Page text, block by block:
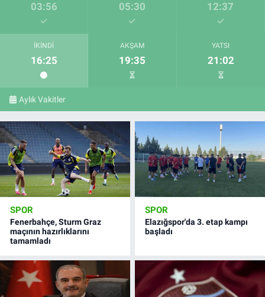
03:56 05:30 12:37
İKINDI
16:25
AKŞAM
19:35
YATSI
21:02
Aylık Vakitler
SPOR
Fenerbahçe, Sturm Graz
maçının hazırlıklarını
tamamladı
SPOR
Elazığspor'da 3. etap kampı
başladı